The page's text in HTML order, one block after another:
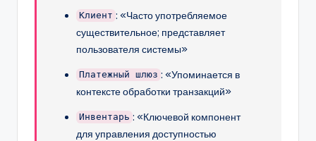
Клиент : «Часто употребляемое
существительное; представляет
пользователя системы»
Платежный шлюз : «Упоминается в
контексте обработки транзакций»
Инвентарь : «Ключевой компонент
для управления доступностью